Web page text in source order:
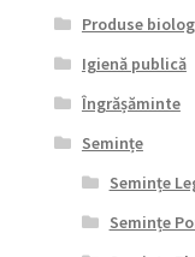
Produse
Igienă publică
Îngrășăminte
Semințe
Semințe
Semințe